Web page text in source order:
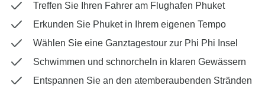
Treffen Sie Ihren Fahrer am Flughafen Phuket
Erkunden Sie Phuket in Ihrem eigenen Tempo
Wählen Sie eine Ganztagestour zur Phi Phi Insel
Schwimmen und schnorcheln in klaren Gewässern
Entspannen Sie an den atemberaubenden Stränden